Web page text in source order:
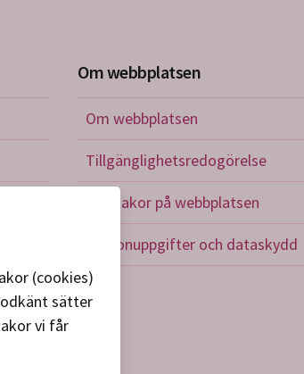
Om webbplatsen
Om webbplatsen
Tillgänglighetsredogörelse
Om kakor på webbplatsen
Personuppgifter och dataskydd
(cookies)
sätter
vi får